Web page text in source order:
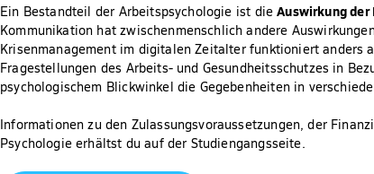
Ein Bestandteil der Arbeitspsychologie ist dieAuswirkung
Kommunikation hat zwischenmenschlich andere
Krisenmanagement im digitalen Zeitalter funktioniert anders
Fragestellungen des Arbeits- und Gesundheitsschutzes in
psychologischem Blickwinkel die Gegebenheiten in
Informationen zu den Zulassungsvoraussetzungen, der
Psychologie erhältst du auf der Studiengangsseite.